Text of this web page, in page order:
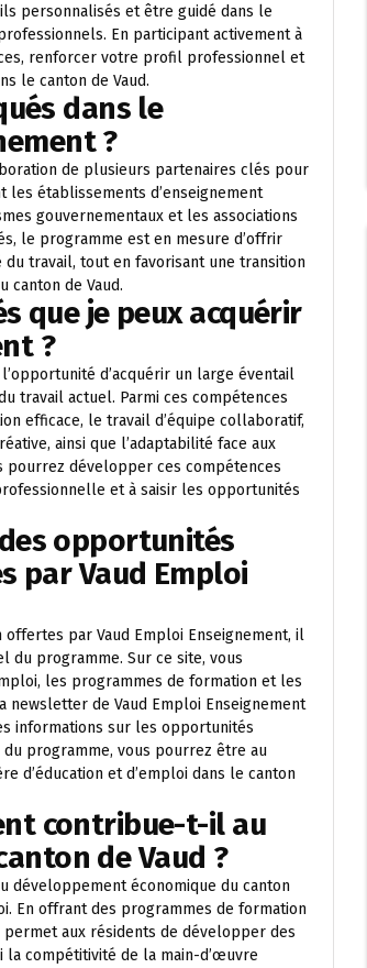
personnalisés et être guidé dans le
En participant activement à
renforcer votre profil professionnel et
le canton de Vaud.
dans le
?
de plusieurs partenaires clés pour
établissements d’enseignement
gouvernementaux et les associations
le programme est en mesure d’offrir
travail, tout en favorisant une transition
canton de Vaud.
que je peux acquérir
?
d’acquérir un large éventail
travail actuel. Parmi ces compétences
efficace, le travail d’équipe collaboratif,
ainsi que l’adaptabilité face aux
pourrez développer ces compétences
et à saisir les opportunités
opportunités
par Vaud Emploi
par Vaud Emploi Enseignement, il
programme. Sur ce site, vous
les programmes de formation et les
newsletter de Vaud Emploi Enseignement
informations sur les opportunités
programme, vous pourrez être au
d’éducation et d’emploi dans le canton
contribue-t-il au
de Vaud ?
développement économique du canton
En offrant des programmes de formation
aux résidents de développer des
compétitivité de la main-d’œuvre